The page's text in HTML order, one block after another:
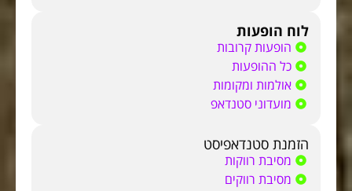
לוח הופעות
הופעות קרובות
כל ההופעות
אולמות ומקומות
מועדוני סטנדאפ
הזמנת סטנדאפיסט
מסיבת רווקות
מסיבת רווקים